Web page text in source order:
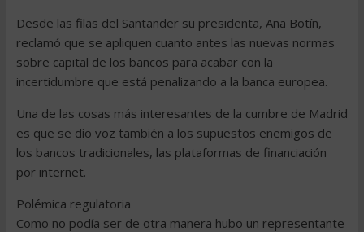
Desde las filas del Santander su presidenta, Ana Botín,
reclamó que se apliquen cuanto antes las nuevas normas
sobre capital de los bancos para acabar con la
incertidumbre que está penalizando a la banca europea.
Una de las cosas más interesantes de la cumbre de Madrid
es que se dio voz también a los supuestos enemigos de
los bancos tradicionales, las plataformas de financiación
por internet.
Polémica regulatoria
Como no podía ser de otra manera hubo un representante